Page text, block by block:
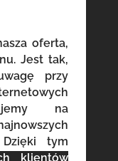
oferta,
Jest tak,
przy
na
Dzięki tym
klientów